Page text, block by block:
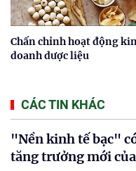
Chấn chỉnh hoạt động
doanh dược liệu
CÁC TIN KHÁC
"Nền kinh tế bạc"
tăng trưởng mới